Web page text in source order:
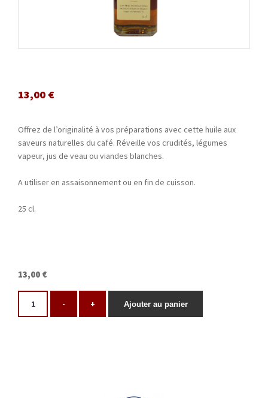
13,00 €
Offrez de l’originalité à vos préparations avec cette huile aux
saveurs naturelles du café. Réveille vos crudités, légumes
vapeur, jus de veau ou viandes blanches.
A utiliser en assaisonnement ou en fin de cuisson.
25 cl.
13,00 €
- + Ajouter au panier